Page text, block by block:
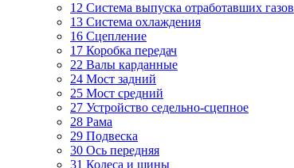
12 Система выпуска отработавших газов
13 Система охлаждения
16 Сцепление
17 Коробка передач
22 Валы карданные
24 Мост задний
25 Мост средний
27 Устройство седельно-сцепное
28 Рама
29 Подвеска
30 Ось передняя
31 Колеса и шины